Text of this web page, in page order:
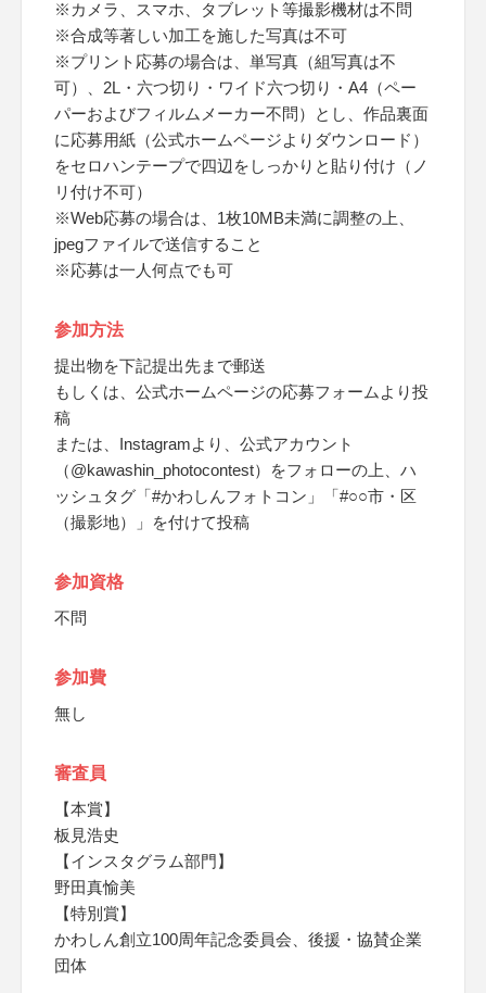
※カメラ、スマホ、タブレット等撮影機材は不問
※合成等著しい加工を施した写真は不可
※プリント応募の場合は、単写真（組写真は不
可）、2L・六つ切り・ワイド六つ切り・A4（ペー
パーおよびフィルムメーカー不問）とし、作品裏面
に応募用紙（公式ホームページよりダウンロード）
をセロハンテープで四辺をしっかりと貼り付け（ノ
リ付け不可）
※Web応募の場合は、1枚10MB未満に調整の上、
jpegファイルで送信すること
※応募は一人何点でも可
参加方法
提出物を下記提出先まで郵送
もしくは、公式ホームページの応募フォームより投
稿
または、Instagramより、公式アカウント
（@kawashin_photocontest）をフォローの上、ハ
ッシュタグ「#かわしんフォトコン」「#○○市・区
（撮影地）」を付けて投稿
参加資格
不問
参加費
無し
審査員
【本賞】
板見浩史
【インスタグラム部門】
野田真愉美
【特別賞】
かわしん創立100周年記念委員会、後援・協賛企業
団体